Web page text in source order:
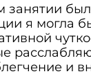
я могла
и